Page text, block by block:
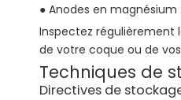
● Anodes en
Inspectez régulièrement
de votre coque ou de
Techniques de
Directives de